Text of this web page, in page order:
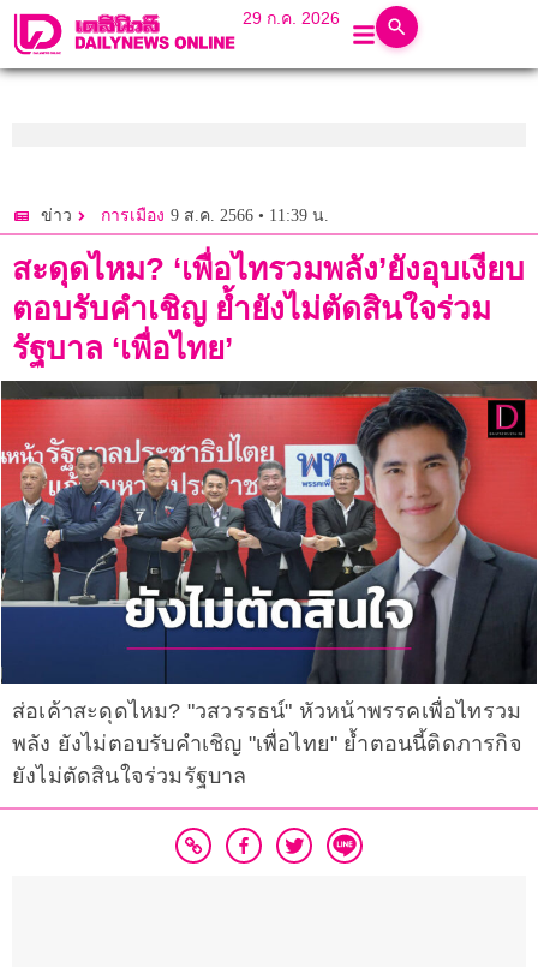
29 ก.ค. 2026
ข่าว การเมือง 9 ส.ค. 2566 • 11:39 น.
สะดุดไหม? ‘เพื่อไทรวมพลัง’ยังอุบเงียบ
ตอบรับคำเชิญ ย้ำยังไม่ตัดสินใจร่วม
รัฐบาล ‘เพื่อไทย’
ส่อเค้าสะดุดไหม? "วสวรรธน์" หัวหน้าพรรคเพื่อไทรวม
พลัง ยังไม่ตอบรับคำเชิญ "เพื่อไทย" ย้ำตอนนี้ติดภารกิจ
ยังไม่ตัดสินใจร่วมรัฐบาล